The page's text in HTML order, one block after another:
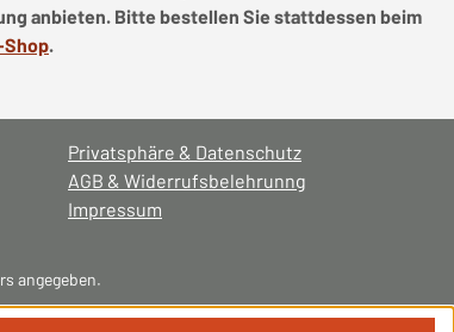
anbieten. Bitte bestellen Sie stattdessen beim
.
Privatsphäre & Datenschutz
AGB & Widerrufsbelehrunng
Impressum
angegeben.